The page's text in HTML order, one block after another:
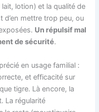
lotion) et la qualité de
d’en mettre trop peu, ou
Un répulsif mal
de sécurité.
en usage familial :
et efficacité sur
tigre. Là encore, la
La régularité